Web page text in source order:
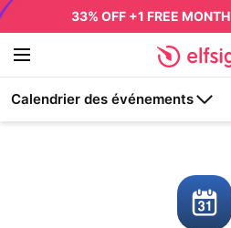
33% OFF +1 FREE MONTH
Calendrier des événements